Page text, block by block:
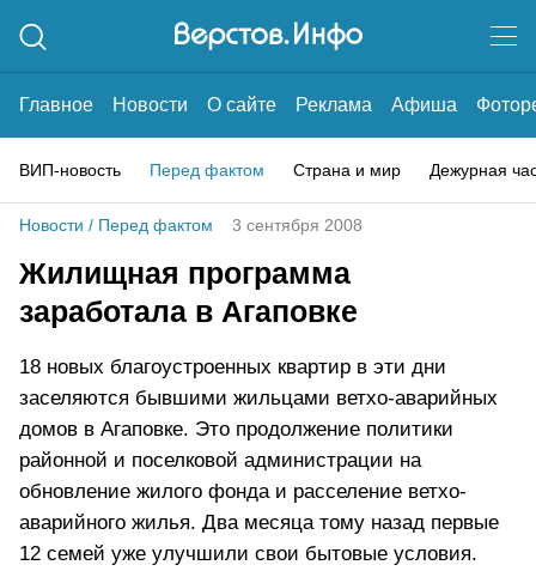
Главное Новости О сайте Реклама Афиша
ВИП-новость Перед фактом Страна и мир Дежурная
Новости / Перед фактом 3 сентября 2008
Жилищная программа
заработала в Агаповке
18 новых благоустроенных квартир в эти дни
заселяются бывшими жильцами ветхо-аварийных
домов в Агаповке. Это продолжение политики
районной и поселковой администрации на
обновление жилого фонда и расселение ветхо-
аварийного жилья. Два месяца тому назад первые
12 семей уже улучшили свои бытовые условия.